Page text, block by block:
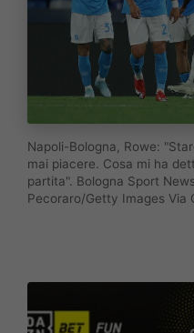
Napoli-Bologna, Rowe:
mai piacere. Cosa mi ha
partita". Bologna Sport
Pecoraro/Getty Images Via